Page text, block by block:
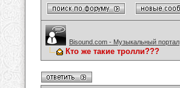
Bisound.com - Музыкальный портал
Кто же такие тролли???